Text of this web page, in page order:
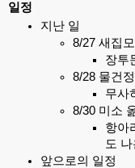
일정
지난 일
8/27 새집
장투
8/28 물건정
무사
8/30 미소
항아
도
앞으로의 일정